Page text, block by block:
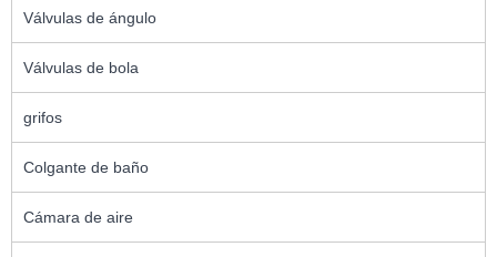
Válvulas de ángulo
Válvulas de bola
grifos
Colgante de baño
Cámara de aire